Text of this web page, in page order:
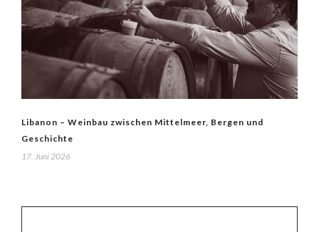
Libanon – Weinbau zwischen Mittelmeer, Bergen und
Geschichte
17. Juni 2026